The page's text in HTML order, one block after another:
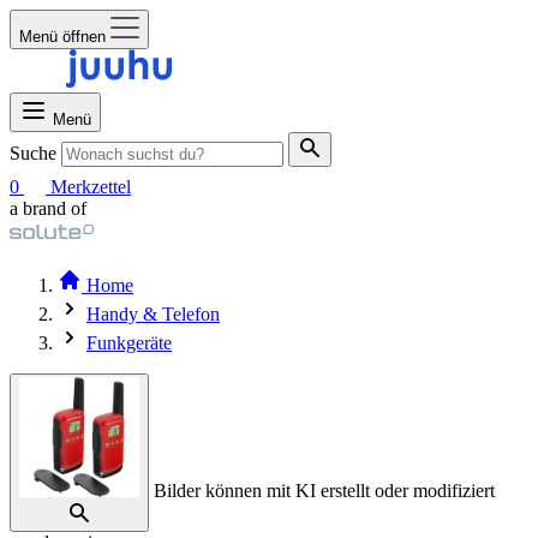
Menü öffnen
Menü
Suche
0
Merkzettel
a brand of
Home
Handy & Telefon
Funkgeräte
Bilder können mit KI erstellt oder modifiziert